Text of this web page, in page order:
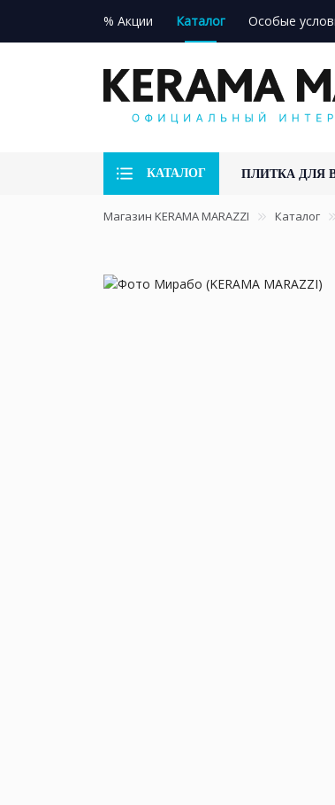
% Акции Каталог Особые
КАТАЛОГ ПЛИТКА ДЛЯ
Магазин KERAMA MARAZZI Каталог